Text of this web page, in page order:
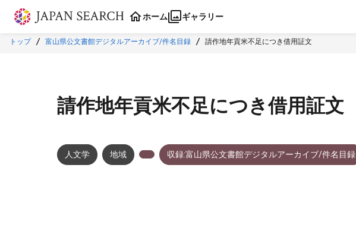
本文に飛ぶ
ホーム ギャラリー
トップ 富山県公文書館デジタルアーカイブ/件名目録 請作地年貢米不足につき借用証文
請作地年貢米不足につき借用証文
人文学 地域 収録:富山県公文書館デジタルアーカイブ/件名目録